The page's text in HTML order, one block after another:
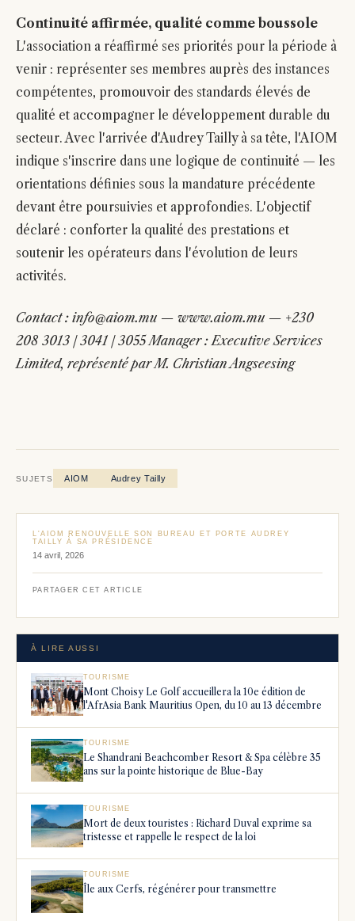
Continuité affirmée, qualité comme boussole
L'association a réaffirmé ses priorités pour la période à
venir : représenter ses membres auprès des instances
compétentes, promouvoir des standards élevés de
qualité et accompagner le développement durable du
secteur. Avec l'arrivée d'Audrey Tailly à sa tête, l'AIOM
indique s'inscrire dans une logique de continuité — les
orientations définies sous la mandature précédente
devant être poursuivies et approfondies. L'objectif
déclaré : conforter la qualité des prestations et
soutenir les opérateurs dans l'évolution de leurs
activités.
Contact : info@aiom.mu — www.aiom.mu — +230
208 3013 / 3041 / 3055 Manager : Executive Services
Limited, représenté par M. Christian Angseesing
SUJETS AIOM Audrey Tailly
L'AIOM RENOUVELLE SON BUREAU ET PORTE AUDREY
TAILLY À SA PRÉSIDENCE
14 avril, 2026
PARTAGER CET ARTICLE
À LIRE AUSSI
TOURISME
Mont Choisy Le Golf accueillera la 10e édition de
l'AfrAsia Bank Mauritius Open, du 10 au 13 décembre
TOURISME
Le Shandrani Beachcomber Resort & Spa célèbre 35
ans sur la pointe historique de Blue-Bay
TOURISME
Mort de deux touristes : Richard Duval exprime sa
tristesse et rappelle le respect de la loi
TOURISME
Île aux Cerfs, régénérer pour transmettre